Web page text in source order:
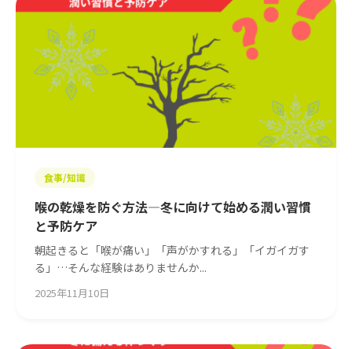
食事/知識
喉の乾燥を防ぐ方法—冬に向けて始める潤い習慣
と予防ケア
朝起きると「喉が痛い」「声がかすれる」「イガイガす
る」…そんな経験はありませんか...
2025年11月10日